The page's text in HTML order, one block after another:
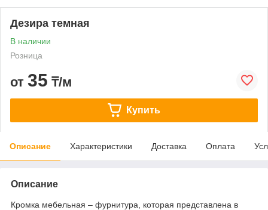
Дезира темная
В наличии
Розница
от 35 ₸/м
Купить
Описание Характеристики Доставка Оплата
Описание
Кромка мебельная – фурнитура, которая представлена в